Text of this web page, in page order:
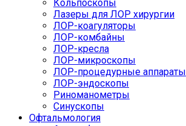
Кольпоскопы
Лазеры для ЛОР хирургии
ЛОР-коагуляторы
ЛОР-комбайны
ЛОР-кресла
ЛОР-микроскопы
ЛОР-процедурные аппараты
ЛОР-эндоскопы
Риноманометры
Синускопы
Офтальмология